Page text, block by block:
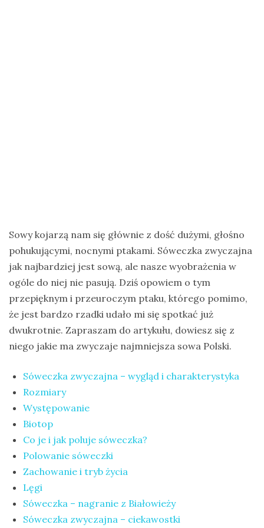
Sowy kojarzą nam się głównie z dość dużymi, głośno
pohukującymi, nocnymi ptakami. Sóweczka zwyczajna
jak najbardziej jest sową, ale nasze wyobrażenia w
ogóle do niej nie pasują. Dziś opowiem o tym
przepięknym i przeuroczym ptaku, którego pomimo,
że jest bardzo rzadki udało mi się spotkać już
dwukrotnie. Zapraszam do artykułu, dowiesz się z
niego jakie ma zwyczaje najmniejsza sowa Polski.
Sóweczka zwyczajna – wygląd i charakterystyka
Rozmiary
Występowanie
Biotop
Co je i jak poluje sóweczka?
Polowanie sóweczki
Zachowanie i tryb życia
Lęgi
Sóweczka – nagranie z Białowieży
Sóweczka zwyczajna – ciekawostki
Lanki
–
wycieczka
na
Lankę
raport
siwa
jak
wygląda,
co
je
ile
żyje
wrona?